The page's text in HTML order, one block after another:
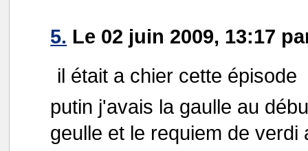
5. Le 02 juin 2009, 13:17
il était a chier cette épisode
putin j'avais la gaulle au
geulle et le requiem de verdi